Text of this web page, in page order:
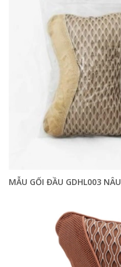
MẪU GỐI ĐẦU GDHL003 NÂU